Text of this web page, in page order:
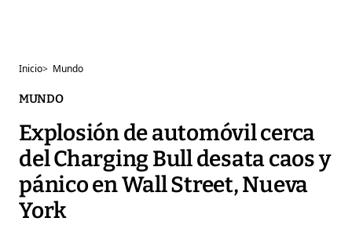
Inicio> Mundo
MUNDO
Explosión de automóvil cerca
del Charging Bull desata caos y
pánico en Wall Street, Nueva
York